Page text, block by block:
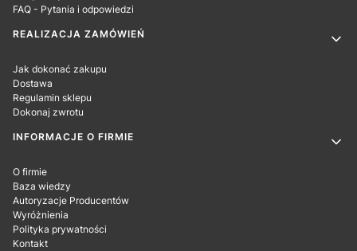
FAQ - Pytania i odpowiedzi
REALIZACJA ZAMÓWIEŃ
Jak dokonać zakupu
Dostawa
Regulamin sklepu
Dokonaj zwrotu
INFORMACJE O FIRMIE
O firmie
Baza wiedzy
Autoryzacje Producentów
Wyróżnienia
Polityka prywatności
Kontakt